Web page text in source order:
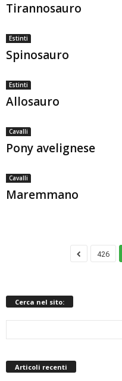
Tirannosauro
Estinti
Spinosauro
Estinti
Allosauro
Cavalli
Pony avelignese
Cavalli
Maremmano
426
Cerca nel sito:
Articoli recenti